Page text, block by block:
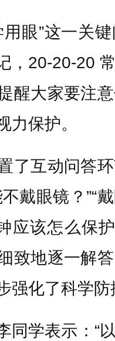
”这一关键
，20-20-20
醒大家要注
力保护。
互动问答环
戴眼镜？”“
应该怎么保
致地逐一解
强化了科学
学表示：“以